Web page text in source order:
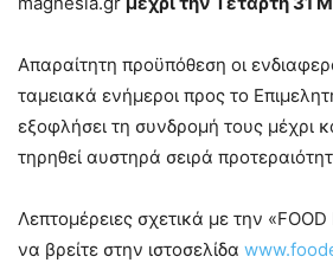
Απαραίτητη προϋπόθεση οι
ταμειακά ενήμεροι προς το
εξοφλήσει τη συνδρομή τους μέχρι
τηρηθεί αυστηρά σειρά
Λεπτομέρειες σχετικά με την
να βρείτε στην ιστοσελίδα